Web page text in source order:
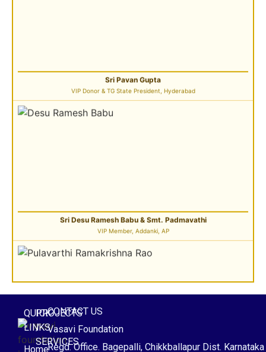
Sri Pulavarthi Ramakrishna Rao
QUICK
LINKS
Home
PROJECTS
/
SERVICES
CONTACT US
Vasavi Foundation
Regd. Office. Bagepalli, Chikkballapur Dist. Karnataka